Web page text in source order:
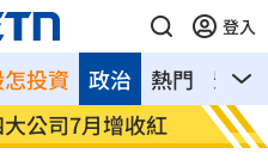
登入
投資 熱門 影音
政治
院 妻控曹雨婷包6百元